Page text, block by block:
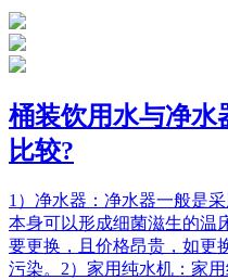
桶装饮用水与净水
比较?
1）净水器：净水器一般是
本身可以形成细菌滋生的温
要更换，且价格昂贵，如更
污染。2）家用纯水机：家